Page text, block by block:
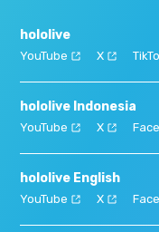
hololive
YouTube X
hololive Indonesia
YouTube X
hololive English
YouTube X